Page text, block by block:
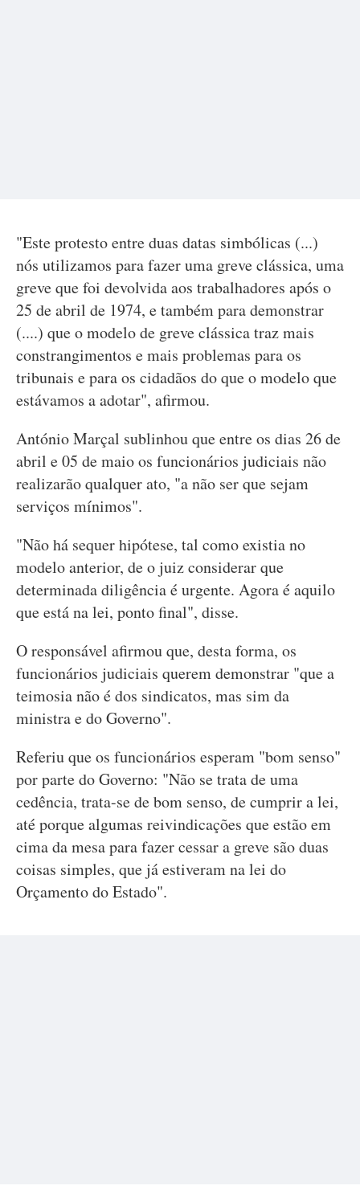
"Este protesto entre duas datas simbólicas (...)
nós utilizamos para fazer uma greve clássica, uma
greve que foi devolvida aos trabalhadores após o
25 de abril de 1974, e também para demonstrar
(....) que o modelo de greve clássica traz mais
constrangimentos e mais problemas para os
tribunais e para os cidadãos do que o modelo que
estávamos a adotar", afirmou.
António Marçal sublinhou que entre os dias 26 de
abril e 05 de maio os funcionários judiciais não
realizarão qualquer ato, "a não ser que sejam
serviços mínimos".
"Não há sequer hipótese, tal como existia no
modelo anterior, de o juiz considerar que
determinada diligência é urgente. Agora é aquilo
que está na lei, ponto final", disse.
O responsável afirmou que, desta forma, os
funcionários judiciais querem demonstrar "que a
teimosia não é dos sindicatos, mas sim da
ministra e do Governo".
Referiu que os funcionários esperam "bom senso"
por parte do Governo: "Não se trata de uma
cedência, trata-se de bom senso, de cumprir a lei,
até porque algumas reivindicações que estão em
cima da mesa para fazer cessar a greve são duas
coisas simples, que já estiveram na lei do
Orçamento do Estado".